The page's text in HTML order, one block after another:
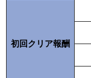
初回クリア報酬